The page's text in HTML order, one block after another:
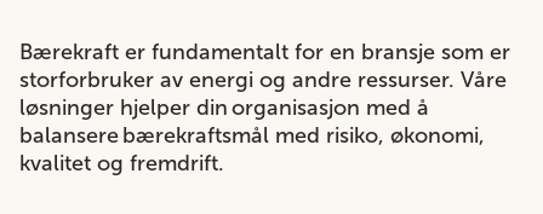
Bærekraft er fundamentalt for en bransje som er
storforbruker av energi og andre ressurser. Våre
løsninger hjelper din organisasjon med å
balansere bærekraftsmål med risiko, økonomi,
kvalitet og fremdrift.